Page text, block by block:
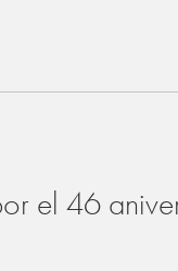
el 46